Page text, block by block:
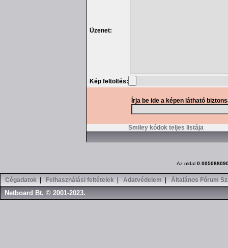
Üzenet:
Kép feltöltés:
Írja be ide a képen látható
Smiley kódok teljes listája
Az oldal
Cégadatok Felhasználási feltételek Adatvédelem Általános Fórum
Netboard Bt. © 2001-2023.